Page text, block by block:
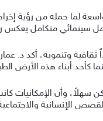
لما حمله من رؤية
سينمائي متكامل يعكس
وتنموية، أكد د.
كأحد أبناء هذه الأرض
وأن الإمكانيات
الإنسانية